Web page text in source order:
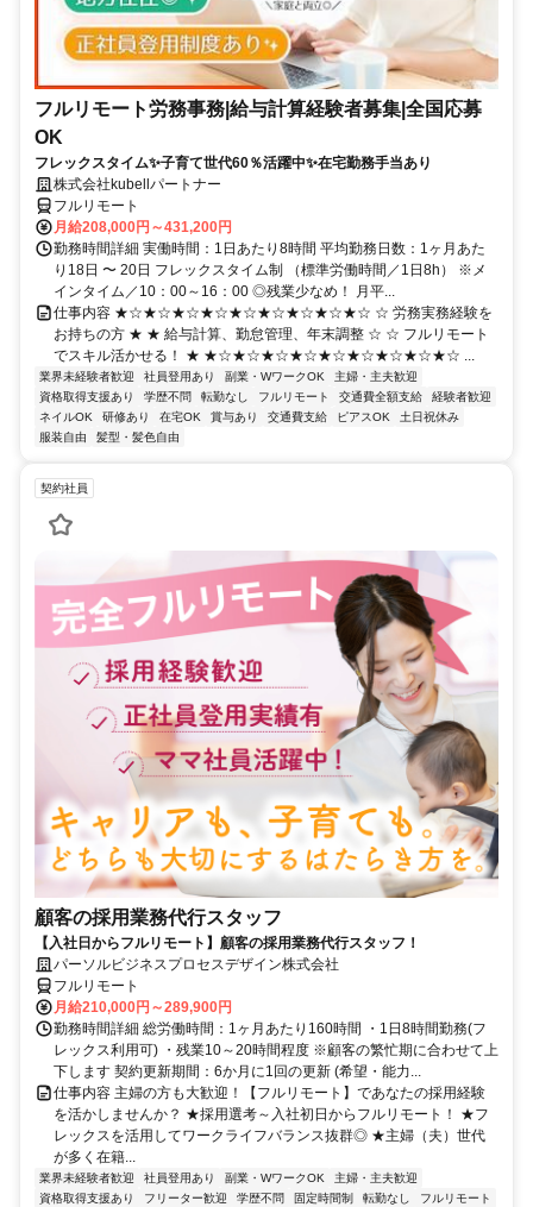
フルリモート労務事務|給与計算経験者募集|全国応募
OK
フレックスタイム✨子育て世代60％活躍中✨在宅勤務手当あり
株式会社kubellパートナー
フルリモート
月給208,000円～431,200円
勤務時間詳細 実働時間：1日あたり8時間 平均勤務日数：1ヶ月あた
り18日 〜 20日 フレックスタイム制 （標準労働時間／1日8h） ※メ
インタイム／10：00～16：00 ◎残業少なめ！ 月平...
仕事内容 ★☆★☆★☆★☆★☆★☆★☆★☆★☆ ☆ 労務実務経験を
お持ちの方 ★ ★ 給与計算、勤怠管理、年末調整 ☆ ☆ フルリモート
でスキル活かせる！ ★ ★☆★☆★☆★☆★☆★☆★☆★☆★☆ ...
業界未経験者歓迎 社員登用あり 副業・WワークOK
主婦・主夫歓迎
資格取得支援あり
学歴不問 転勤なし フルリモート 交通費全額支給
経験者歓迎
ネイルOK
研修あり 在宅OK 賞与あり 交通費支給 ピアスOK
土日祝休み
服装自由
髪型・髪色自由
契約社員
顧客の採用業務代行スタッフ
【入社日からフルリモート】顧客の採用業務代行スタッフ！
パーソルビジネスプロセスデザイン株式会社
フルリモート
月給210,000円～289,900円
勤務時間詳細 総労働時間：1ヶ月あたり160時間 ・1日8時間勤務(フ
レックス利用可) ・残業10～20時間程度 ※顧客の繁忙期に合わせて上
下します 契約更新期間：6か月に1回の更新 (希望・能力...
仕事内容 主婦の方も大歓迎！【フルリモート】であなたの採用経験
を活かしませんか？ ★採用選考～入社初日からフルリモート！ ★フ
レックスを活用してワークライフバランス抜群◎ ★主婦（夫）世代
が多く在籍...
業界未経験者歓迎 社員登用あり 副業・WワークOK
主婦・主夫歓迎
資格取得支援あり
フリーター歓迎 学歴不問 固定時間制 転勤なし
フルリモート